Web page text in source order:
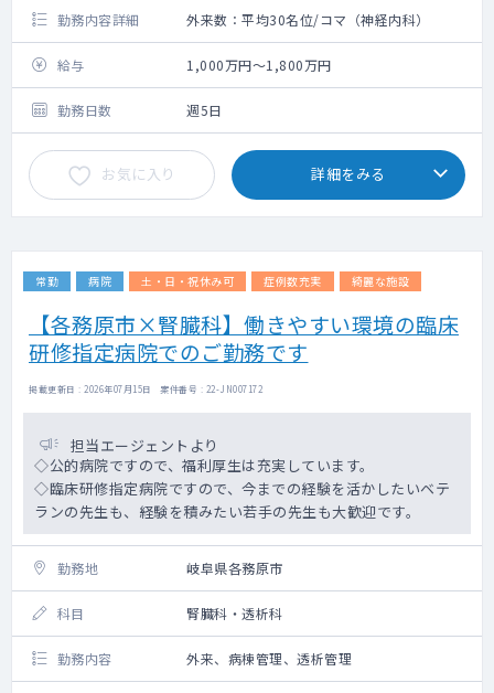
勤務内容詳細 外来数：平均30名位/コマ（神経内科）
給与 1,000万円～1,800万円
勤務日数 週5日
お気に入り 詳細をみる
常勤 病院 土・日・祝休み可 症例数充実 綺麗な施設
【各務原市×腎臓科】働きやすい環境の臨床
研修指定病院でのご勤務です
掲載更新日 : 2026年07月15日 案件番号 : 22-JN007172
担当エージェントより
◇公的病院ですので、福利厚生は充実しています。
◇臨床研修指定病院ですので、今までの経験を活かしたいベテ
ランの先生も、経験を積みたい若手の先生も大歓迎です。
勤務地 岐阜県各務原市
科目 腎臓科・透析科
勤務内容 外来、病棟管理、透析管理